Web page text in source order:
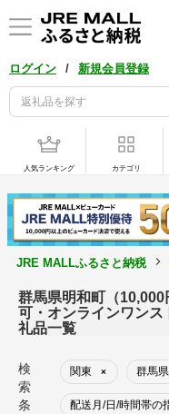
ログイン / 新規会員登録
人気ランキング カテゴリ
JRE MALLふるさと納税
群馬県明和町（
可・オンラインワンス
礼品一覧
検
索
条
関東 × 群馬県
配送月/日/時間帯の